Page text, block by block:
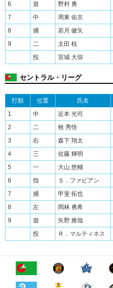
6
遊 野村 勇
7
中 周東 佑京
8
捕 若月 健矢
9
二 太田 椋
投
宮城 大弥
セントラル・リーグ
打順 位置 氏名
1
中 近本 光司
2
二 牧 秀悟
3
右 森下 翔太
4
三 佐藤 輝明
5
一 大山 悠輔
6
指 Ｓ．ファビアン
7
捕 甲斐 拓也
8
左 岡林 勇希
9
遊 矢野 雅哉
投
Ｒ．マルティネス